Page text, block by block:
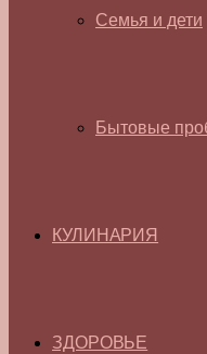
Семья и дети
Бытовые
КУЛИНАРИЯ
ЗДОРОВЬЕ